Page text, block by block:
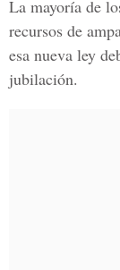
La mayoría de
recursos de
esa nueva ley
jubilación.